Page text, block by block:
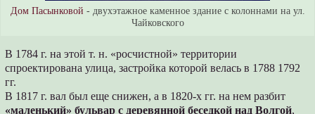
Дом Пасынковой - двухэтажное каменное здание с колоннами на ул.
Чайковского
В 1784 г. на этой т. н. «росчистной» территории
спроектирована улица, застройка которой велась в 1788 1792
гг.
В 1817 г. вал был еще снижен, а в 1820-х гг. на нем разбит
«маленький» бульвар с деревянной беседкой над Волгой,